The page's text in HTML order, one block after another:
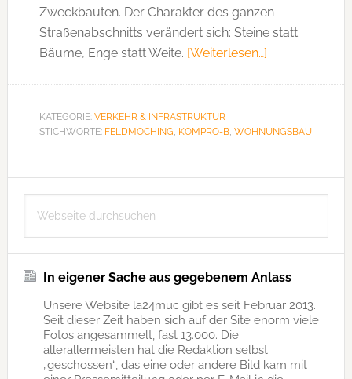
Zweckbauten. Der Charakter des ganzen
Straßenabschnitts verändert sich: Steine statt
Bäume, Enge statt Weite. [Weiterlesen…]
KATEGORIE: VERKEHR & INFRASTRUKTUR
STICHWORTE: FELDMOCHING, KOMPRO-B, WOHNUNGSBAU
Seitenspalte
durchsuchen
In eigener Sache aus gegebenem Anlass
Unsere Website la24muc gibt es seit Februar 2013.
Seit dieser Zeit haben sich auf der Site enorm viele
Fotos angesammelt, fast 13.000. Die
allerallermeisten hat die Redaktion selbst
„geschossen“, das eine oder andere Bild kam mit